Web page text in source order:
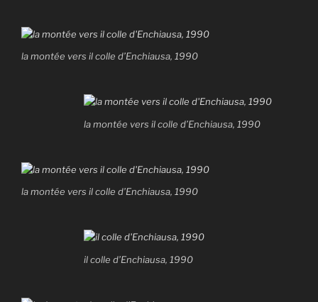
la montée vers il colle d’Enchiausa, 1990
la montée vers il colle d’Enchiausa, 1990
la montée vers il colle d’Enchiausa, 1990
il colle d’Enchiausa, 1990